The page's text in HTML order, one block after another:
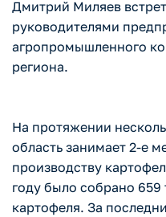
Дмитрий Миляев
руководителями
агропромышленного
региона.
На протяжении
область занимает 2-е
производству
году было собрано 659
картофеля. За